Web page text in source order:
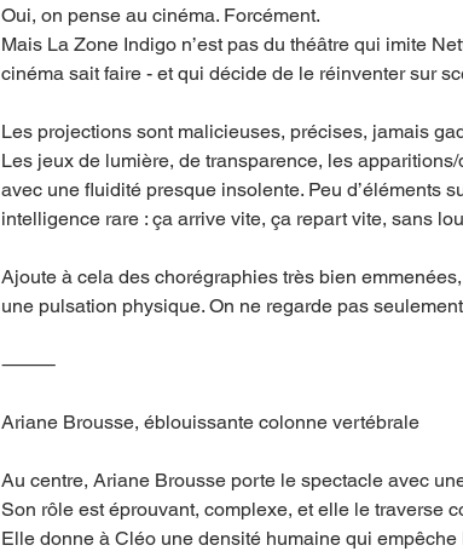
Oui, on pense au cinéma. Forcément.
Mais La Zone Indigo n’est pas du théâtre qui imite
cinéma sait faire - et qui décide de le réinventer sur
Les projections sont malicieuses, précises, jamais
Les jeux de lumière, de transparence, les
avec une fluidité presque insolente. Peu d’éléments
intelligence rare : ça arrive vite, ça repart vite, sans
Ajoute à cela des chorégraphies très bien
une pulsation physique. On ne regarde pas
⸻
Ariane Brousse, éblouissante colonne vertébrale
Au centre, Ariane Brousse porte le spectacle avec
Son rôle est éprouvant, complexe, et elle le traverse
Elle donne à Cléo une densité humaine qui